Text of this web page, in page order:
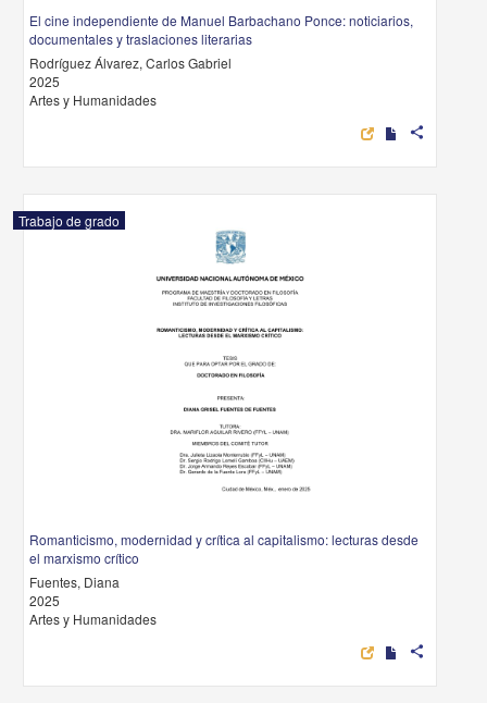
El cine independiente de Manuel Barbachano Ponce: noticiarios,
documentales y traslaciones literarias
Rodríguez Álvarez, Carlos Gabriel
2025
Artes y Humanidades
share
Trabajo de grado
Romanticismo, modernidad y crítica al capitalismo: lecturas desde
el marxismo crítico
Fuentes, Diana
2025
Artes y Humanidades
share